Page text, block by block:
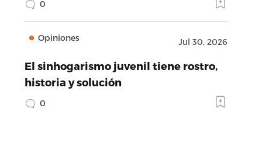
0
Opiniones Jul 30, 2026
El sinhogarismo juvenil tiene rostro,
historia y solución
0